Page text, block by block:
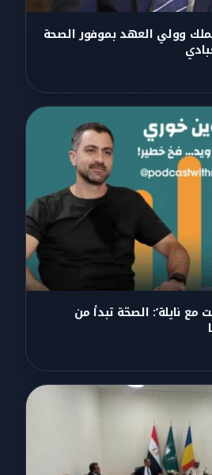
وولي العهد بموفور الصحة
نايلة’: الصحّة تبدأ من